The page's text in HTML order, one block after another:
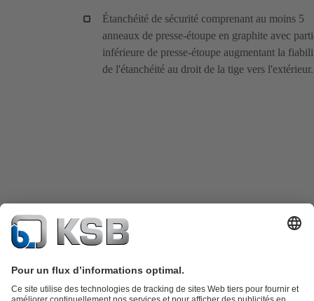
Étanchéité de sécurité comprenant au moins 5
anneaux de presse-étoupe en graphite avec
inférieure de presse-étoupe augmentant la
de l'étanchéité au droit de la tige vers l'extérieur.